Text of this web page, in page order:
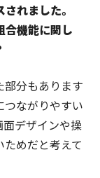
れました。
合機能に関し
分もあります
ながりやすい
デザインや操
めだと考えて